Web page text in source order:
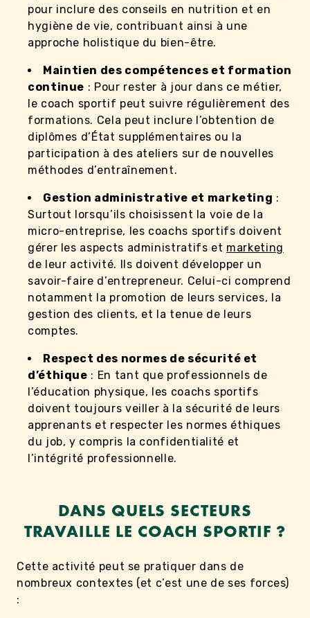
pour inclure des conseils en nutrition et en
hygiène de vie, contribuant ainsi à une
approche holistique du bien-être.
Maintien des compétences et formation
continue : Pour rester à jour dans ce métier,
le coach sportif peut suivre régulièrement des
formations. Cela peut inclure l’obtention de
diplômes d’État supplémentaires ou la
participation à des ateliers sur de nouvelles
méthodes d’entraînement.
Gestion administrative et marketing :
Surtout lorsqu’ils choisissent la voie de la
micro-entreprise, les coachs sportifs doivent
gérer les aspects administratifs et marketing
de leur activité. Ils doivent développer un
savoir-faire d’entrepreneur. Celui-ci comprend
notamment la promotion de leurs services, la
gestion des clients, et la tenue de leurs
comptes.
Respect des normes de sécurité et
d’éthique : En tant que professionnels de
l’éducation physique, les coachs sportifs
doivent toujours veiller à la sécurité de leurs
apprenants et respecter les normes éthiques
du job, y compris la confidentialité et
l’intégrité professionnelle.
DANS QUELS SECTEURS
TRAVAILLE LE COACH SPORTIF ?
Cette activité peut se pratiquer dans de
nombreux contextes (et c’est une de ses forces)
: